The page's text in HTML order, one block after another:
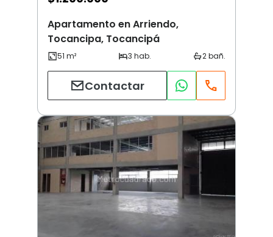
Apartamento en Arriendo,
Tocancipa, Tocancipá
Contactar